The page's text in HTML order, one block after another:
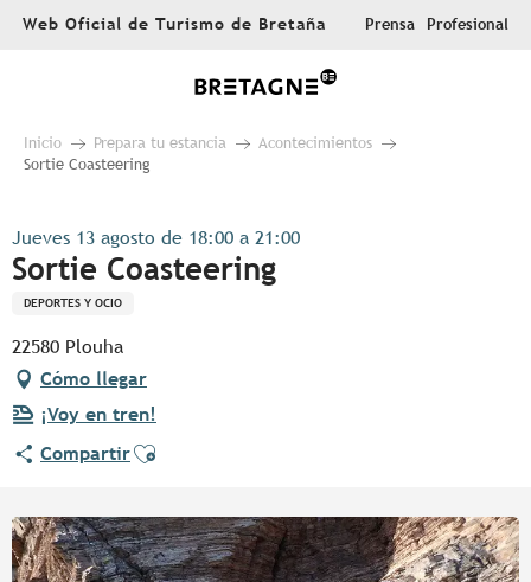
AllerWeb Oficial de Turismo de Bretaña Prensa Profesional
Inicio Prepara tu estancia
Acontecimientos
Sortie Coasteering
Jueves 13 agosto de 18:00 a 21:00
Sortie Coasteering
DEPORTES Y OCIO
22580 Plouha
Cómo llegar
¡Voy en tren!
CompartirAjouter aux favoris